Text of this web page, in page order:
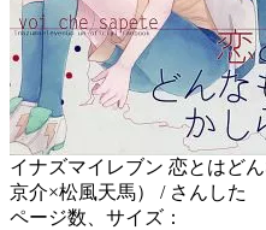
イナズマイレブン 恋とはど
京介×松風天馬） / さんした
ページ数、サイズ：